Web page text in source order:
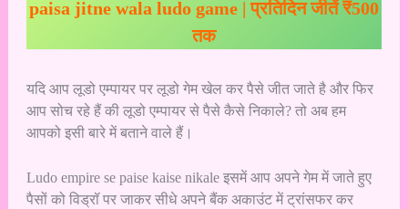
paisa jitne wala ludo game | प्रतिदिन जीतें ₹500
तक
यदि आप लूडो एम्पायर पर लूडो गेम खेल कर पैसे जीत जाते है और फिर
आप सोच रहे हैं की लूडो एम्पायर से पैसे कैसे निकाले? तो अब हम
आपको इसी बारे में बताने वाले हैं।
Ludo empire se paise kaise nikale इसमें आप अपने गेम में जाते हुए
पैसों को विड्रॉ पर जाकर सीधे अपने बैंक अकाउंट में ट्रांसफर कर